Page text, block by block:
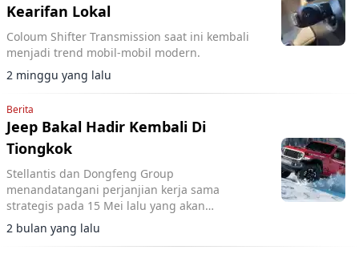
Kearifan Lokal
Coloum Shifter Transmission saat ini kembali
menjadi trend mobil-mobil modern.
2 minggu yang lalu
Berita
Jeep Bakal Hadir Kembali Di
Tiongkok
Stellantis dan Dongfeng Group
menandatangani perjanjian kerja sama
strategis pada 15 Mei lalu yang akan
memperluas produksi kendaraan energi baru
(NEV) merek Peugeot dan Jeep di China.
2 bulan yang lalu